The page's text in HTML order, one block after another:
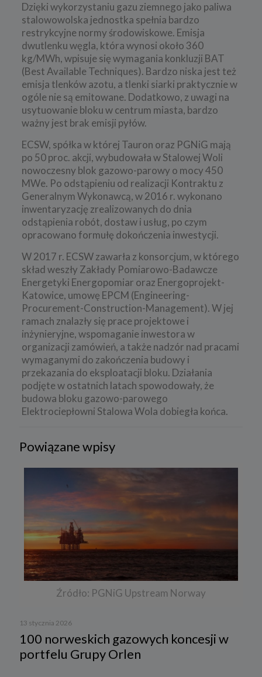
Dzięki wykorzystaniu gazu ziemnego jako paliwa
stalowowolska jednostka spełnia bardzo
restrykcyjne normy środowiskowe. Emisja
dwutlenku węgla, która wynosi około 360
kg/MWh, wpisuje się wymagania konkluzji BAT
(Best Available Techniques). Bardzo niska jest też
emisja tlenków azotu, a tlenki siarki praktycznie w
ogóle nie są emitowane. Dodatkowo, z uwagi na
usytuowanie bloku w centrum miasta, bardzo
ważny jest brak emisji pyłów.
ECSW, spółka w której Tauron oraz PGNiG mają
po 50 proc. akcji, wybudowała w Stalowej Woli
nowoczesny blok gazowo-parowy o mocy 450
MWe. Po odstąpieniu od realizacji Kontraktu z
Generalnym Wykonawcą, w 2016 r. wykonano
inwentaryzację zrealizowanych do dnia
odstąpienia robót, dostaw i usług, po czym
opracowano formułę dokończenia inwestycji.
W 2017 r. ECSW zawarła z konsorcjum, w którego
skład weszły Zakłady Pomiarowo-Badawcze
Energetyki Energopomiar oraz Energoprojekt-
Katowice, umowę EPCM (Engineering-
Procurement-Construction-Management). W jej
ramach znalazły się prace projektowe i
inżynieryjne, wspomaganie inwestora w
organizacji zamówień, a także nadzór nad pracami
wymaganymi do zakończenia budowy i
przekazania do eksploatacji bloku. Działania
podjęte w ostatnich latach spowodowały, że
budowa bloku gazowo-parowego
Elektrociepłowni Stalowa Wola dobiegła końca.
Powiązane wpisy
Źródło: PGNiG Upstream Norway
13 stycznia 2026
100 norweskich gazowych koncesji w
portfelu Grupy Orlen